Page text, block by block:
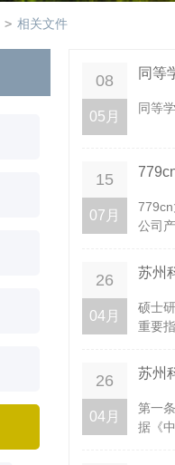
> 相关文件
08
05月
同等
同等
15
07月
公司
26
04月
苏州
硕士
重要
26
04月
苏州
第一
据《